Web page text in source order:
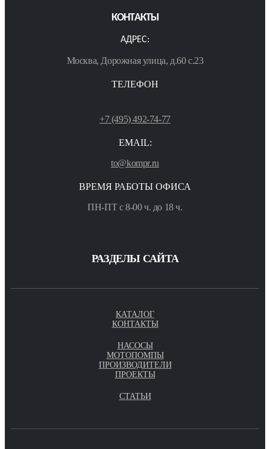
КОНТАКТЫ
АДРЕС:
Москва, Дорожная улица, д.60 с.23
ТЕЛЕФОН
+7 (495) 492-74-77
EMAIL:
to@kompr.ru
ВРЕМЯ РАБОТЫ ОФИСА
ПН-ПТ с 8-00 ч. до 18 ч.
РАЗДЕЛЫ САЙТА
КАТАЛОГ
КОНТАКТЫ
НАСОСЫ
МОТОПОМПЫ
ПРОИЗВОДИТЕЛИ
ПРОЕКТЫ
СТАТЬИ